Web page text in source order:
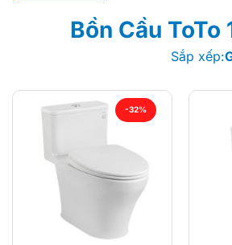
Bồn Cầu ToTo
Sắp xếp:
-32%